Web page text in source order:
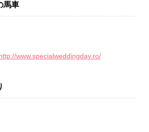
馬車
www.specialweddingday.ro/